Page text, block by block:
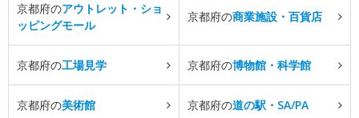
京都府のアウトレット・ショ
ッピングモール
京都府の商業施設・百貨店
京都府の工場見学 京都府の博物館・科学館
京都府の美術館 京都府の道の駅・SA/PA